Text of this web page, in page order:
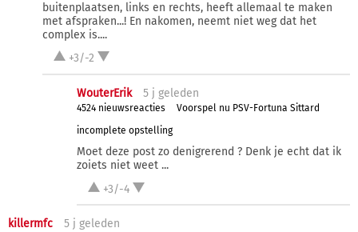
buitenplaatsen, links en rechts, heeft allemaal te maken
met afspraken...! En nakomen, neemt niet weg dat het
complex is....
+3/-2
WouterErik 5 j geleden
4524 nieuwsreacties
Voorspel nu PSV-Fortuna Sittard
incomplete opstelling
Moet deze post zo denigrerend ? Denk je echt dat ik
zoiets niet weet ...
+3/-4
killermfc 5 j geleden